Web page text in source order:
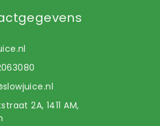
2A, 1411 AM,